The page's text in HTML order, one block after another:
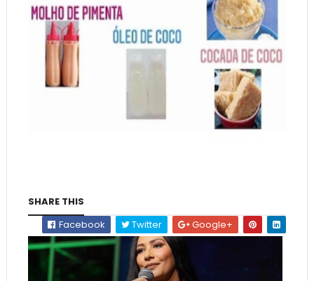
SHARE THIS
Facebook
Twitter Google+